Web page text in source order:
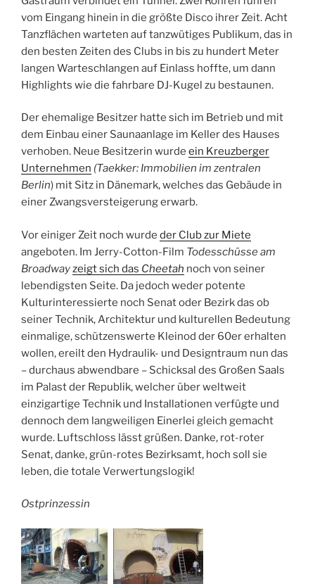
vom Eingang hinein in die größte Disco ihrer Zeit. Acht
Tanzflächen warteten auf tanzwütiges Publikum, das in
den besten Zeiten des Clubs in bis zu hundert Meter
langen Warteschlangen auf Einlass hoffte, um dann
Highlights wie die fahrbare DJ-Kugel zu bestaunen.
Der ehemalige Besitzer hatte sich im Betrieb und mit
dem Einbau einer Saunaanlage im Keller des Hauses
verhoben. Neue Besitzerin wurde ein Kreuzberger
Unternehmen (Taekker: Immobilien im zentralen
Berlin) mit Sitz in Dänemark, welches das Gebäude in
einer Zwangsversteigerung erwarb.
Vor einiger Zeit noch wurde der Club zur Miete
angeboten. Im Jerry-Cotton-Film Todesschüsse am
Broadwayzeigt sich das Cheetah noch von seiner
lebendigsten Seite. Da jedoch weder potente
Kulturinteressierte noch Senat oder Bezirk das ob
seiner Technik, Architektur und kulturellen Bedeutung
einmalige, schützenswerte Kleinod der 60er erhalten
wollen, ereilt den Hydraulik- und Designtraum nun das
– durchaus abwendbare – Schicksal des Großen Saals
im Palast der Republik, welcher über weltweit
einzigartige Technik und Installationen verfügte und
dennoch dem langweiligen Einerlei gleich gemacht
wurde. Luftschloss lässt grüßen. Danke, rot-roter
Senat, danke, grün-rotes Bezirksamt, hoch soll sie
leben, die totale Verwertungslogik!
Ostprinzessin